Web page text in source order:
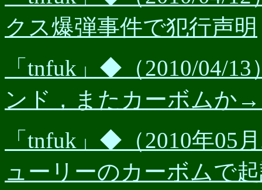
クス爆弾事件で犯行声明
「tnfuk」◆（2010/04/
ンド，またカーボムか→
「tnfuk」◆（2010年05
ューリーのカーボムで